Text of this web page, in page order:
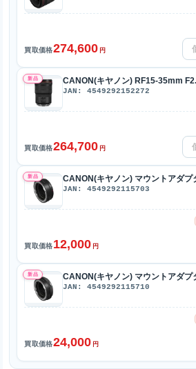
買取価格274,600 円
新品 CANON(キヤノン) RF15-35mm
JAN: 4549292152272
買取価格264,700 円
新品 CANON(キヤノン) マウントアダプ
JAN: 4549292115703
買取価格12,000 円
新品 CANON(キヤノン) マウントアダプ
JAN: 4549292115710
買取価格24,000 円